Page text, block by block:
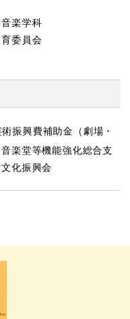
楽学科
委員会
振興費補助金（劇場・
楽堂等機能強化総合支
化振興会